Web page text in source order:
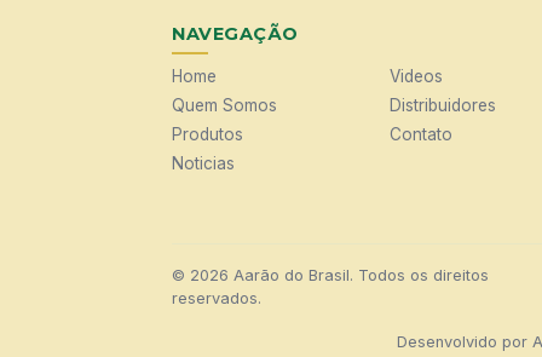
NAVEGAÇÃO
Home
Quem Somos
Produtos
Noticias
Videos
Distribuidores
Contato
© 2026 Aarão do Brasil. Todos os direitos
reservados.
Desenvolvido por